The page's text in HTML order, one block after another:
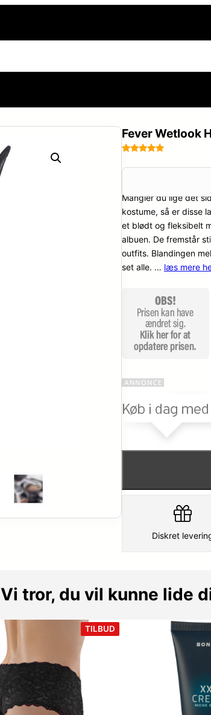
Fever Wetlook
som
baseret på
kundebedøm
melser
Mangler du lige det
kostume, så er disse
et blødt og fleksibelt
albuen. De fremstår
outfits. Blandingen
set alle. … læs mere
Diskret
Vi tror, du vil kunne lide
TILBUD
PÅ